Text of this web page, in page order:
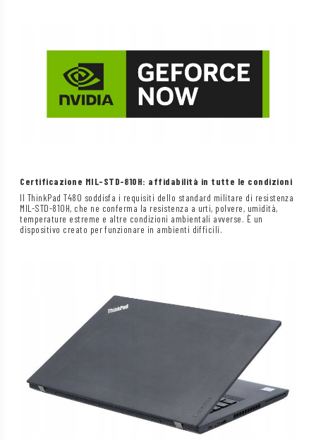
Certificazione MIL-STD-810H: affidabilità in tutte le condizioni
Il ThinkPad T480 soddisfa i requisiti dello standard militare di resistenza
MIL-STD-810H, che ne conferma la resistenza a urti, polvere, umidità,
temperature estreme e altre condizioni ambientali avverse. È un
dispositivo creato per funzionare in ambienti difficili.